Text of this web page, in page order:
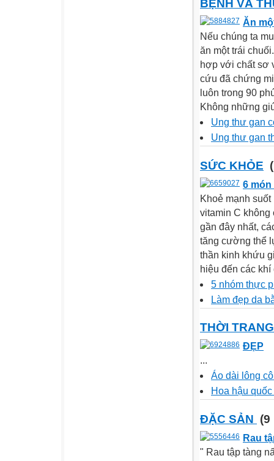
BỆNH VÀ
Ăn
Nếu chúng ta
ăn một trái
hợp với chất sơ
cứu đã chứng
luôn trong 90
Không những
Ung thư gan
Ung thư gan
SỨC KHỎE
6
Khoẻ mạnh
vitamin C không
gần đây nhất,
tăng cường thể
thần kinh khứu
hiệu đến các
5 nhóm thực
Làm đẹp da
THỜI
ĐẸP
...
Áo dài lông
Hoa hậu
ĐẶC SẢN (9
Rau
" Rau tập tàng